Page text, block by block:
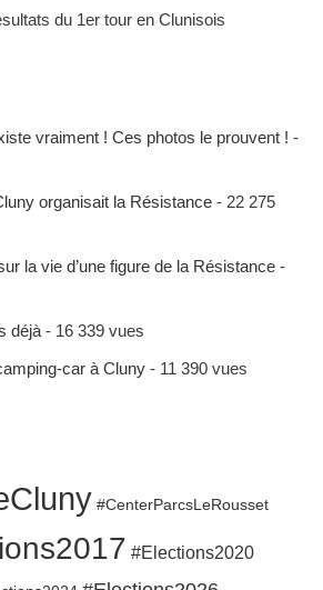
du 1er tour en Clunisois
vraiment ! Ces photos le prouvent ! -
organisait la Résistance - 22 275
la vie d’une figure de la Résistance -
déjà - 16 339 vues
car à Cluny - 11 390 vues
#CenterParcsLeRousset
#Elections2020